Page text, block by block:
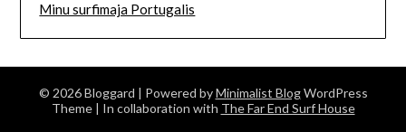
Minu surfimaja Portugalis
© 2026 Bloggard | Powered byMinimalist BlogWordPress
Theme | In collaboration with The Far End Surf House